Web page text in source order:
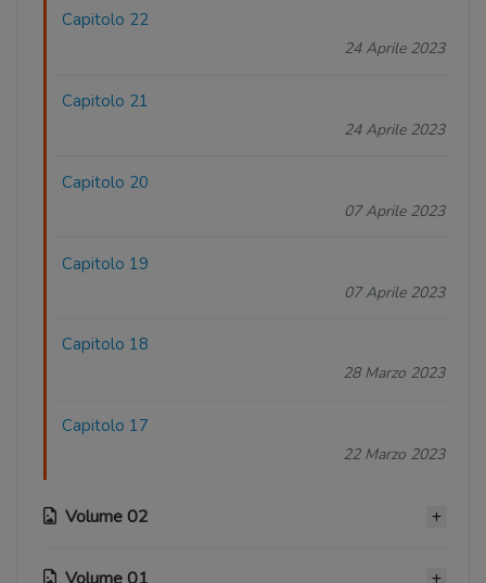
Capitolo 22
24 Aprile 2023
Capitolo 21
24 Aprile 2023
Capitolo 20
07 Aprile 2023
Capitolo 19
07 Aprile 2023
Capitolo 18
28 Marzo 2023
Capitolo 17
22 Marzo 2023
Volume 02